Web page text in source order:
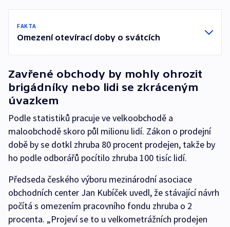
FAKTA
Omezení otevírací doby o svátcích
Zavřené obchody by mohly ohrozit
brigádníky nebo lidi se zkráceným
úvazkem
Podle statistiků pracuje ve velkoobchodě a
maloobchodě skoro půl milionu lidí. Zákon o prodejní
době by se dotkl zhruba 80 procent prodejen, takže by
ho podle odborářů pocítilo zhruba 100 tisíc lidí.
Předseda českého výboru mezinárodní asociace
obchodních center Jan Kubíček uvedl, že stávající návrh
počítá s omezením pracovního fondu zhruba o 2
procenta. „Projeví se to u velkometrážních prodejen